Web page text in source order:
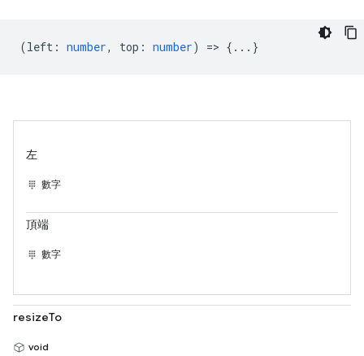
(left : number, top : number) => {...}
左
數字
頂端
數字
resizeTo
void